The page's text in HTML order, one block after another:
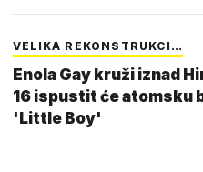
VELIKA REKONSTRUKCI…
Enola Gay kruži iznad
16 ispustit će atomsku
'Little Boy'